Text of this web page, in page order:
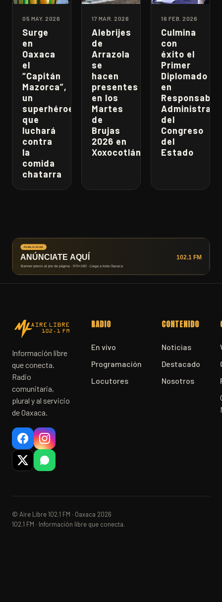
05 MAY. 2026
Surge
en
Oaxaca
el
“Capitán
Mazorca”,
un
superhéroe
que
luchará
contra
la
comida
chatarra
17 MAR. 2026
Alebrijes
de
Arrazola
se
hacen
presentes
en los
Martes
de
Brujas
2026 en
Xoxocotlán
16 FEB. 2026
Culmina
con
éxito el
Primer
Diplomado
en
del
Congreso
del
Estado
Información libre
que conecta.
Radio
comunitaria,
plural y al servicio
de Oaxaca.
RADIO
En vivo
Programación
Locutores
CONTENIDO
Noticias
Destacado
Nosotros
© Aire Libre 102.1 FM · Oaxaca 2026
102.1 FM · Información libre que conecta.